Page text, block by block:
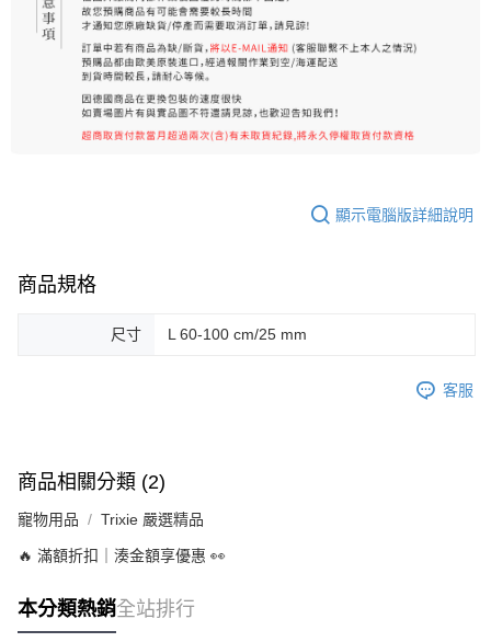
顯示電腦版詳細說明
商品規格
尺寸 L 60-100 cm/25 mm
客服
商品相關分類 (2)
寵物用品 Trixie 嚴選精品
🔥 滿額折扣｜湊金額享優惠 👀
本分類熱銷全站排行